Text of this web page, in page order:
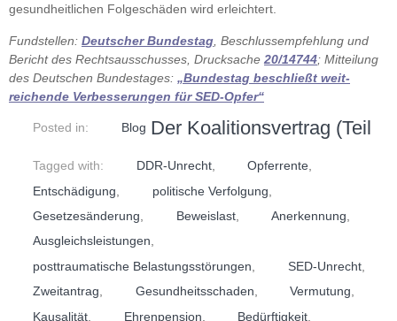
gesundheitlichen Folgeschäden wird erleichtert.
Fundstellen: Deutscher Bundestag , Beschlussempfehlung und
Bericht des Rechtsausschusses, Drucksache 20/14744; Mitteilung
des Deutschen Bundestages: „Bundestag beschließt weit­
reichende Ver­besserungen für SED-Opfer“
Posted in: Blog
Tagged with: DDR-Unrecht, Opferrente,
Entschädigung
politische Verfolgung
Gesetzesänderung
Beweislast, Anerkennung
Ausgleichsleistungen,
posttraumatische Belastungsstörungen
SED-Unrecht,
Zweitantrag
Gesundheitsschaden Vermutung
Kausalität
Ehrenpension Bedürftigkeit
Der Koalitionsvertrag (Teil